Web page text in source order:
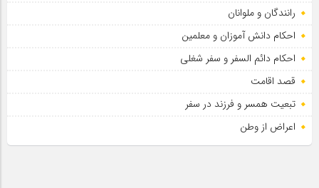
رانندگان و ملوانان
احکام دانش آموزان و معلمین
احکام دائم السفر و سفر شغلی
قصد اقامت
تبعیت همسر و فرزند در سفر
اعراض از وطن